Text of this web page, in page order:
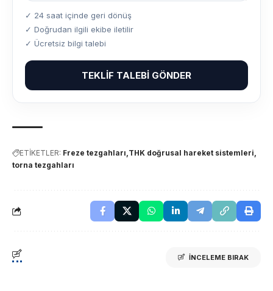
✓ 24 saat içinde geri dönüş
✓ Doğrudan ilgili ekibe iletilir
✓ Ücretsiz bilgi talebi
TEKLIF TALEBI GÖNDER
ETİKETLER: Freze tezgahları THK doğrusal hareket sistemleri
torna tezgahları
İNCELEME BIRAK